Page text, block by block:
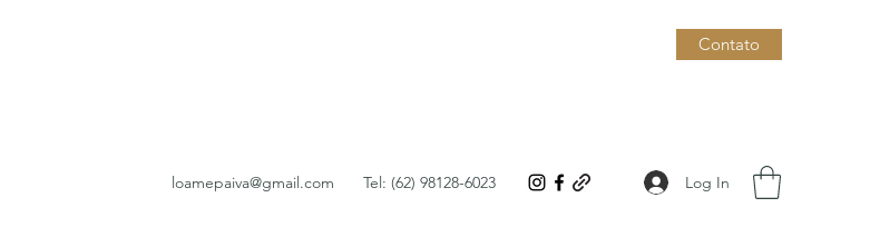
Contato
loamepaiva@gmail.com Tel: (62) 98128-6023 Log In